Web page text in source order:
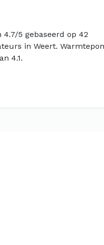
5 gebaseerd op 42
in Weert.
4.1.